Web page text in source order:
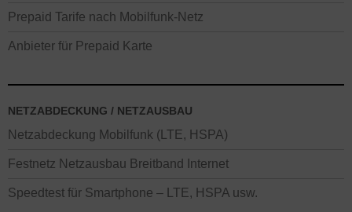
Prepaid Tarife nach Mobilfunk-Netz
Anbieter für Prepaid Karte
NETZABDECKUNG / NETZAUSBAU
Netzabdeckung Mobilfunk (LTE, HSPA)
Festnetz Netzausbau Breitband Internet
Speedtest für Smartphone – LTE, HSPA usw.